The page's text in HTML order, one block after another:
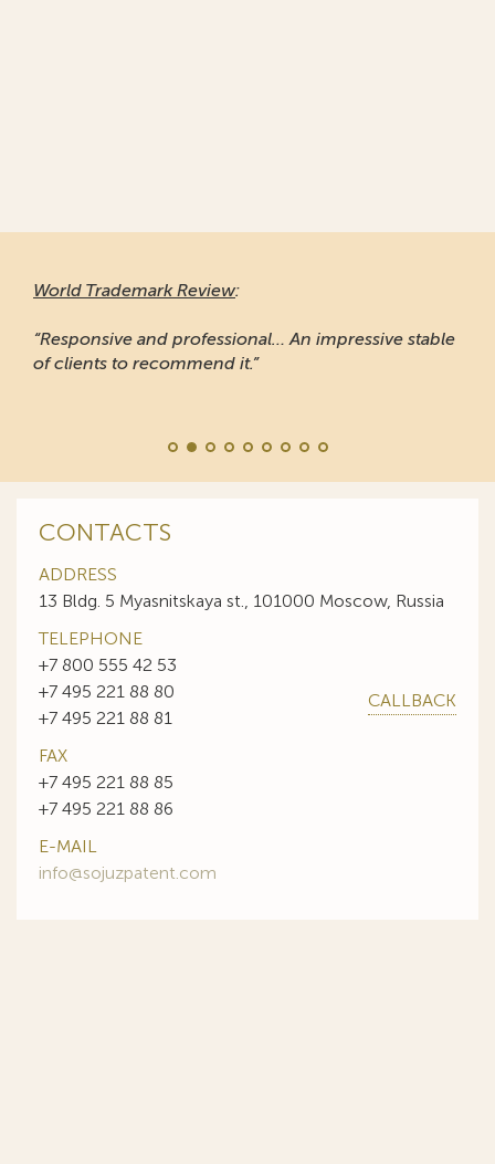
World Trademark Review:
“Responsive and professional… An impressive stable
of clients to recommend it.”
CONTACTS
ADDRESS
13 Bldg. 5 Myasnitskaya st., 101000 Moscow, Russia
TELEPHONE
+7 800 555 42 53
+7 495 221 88 80
+7 495 221 88 81
CALLBACK
FAX
+7 495 221 88 85
+7 495 221 88 86
E-MAIL
info@sojuzpatent.com